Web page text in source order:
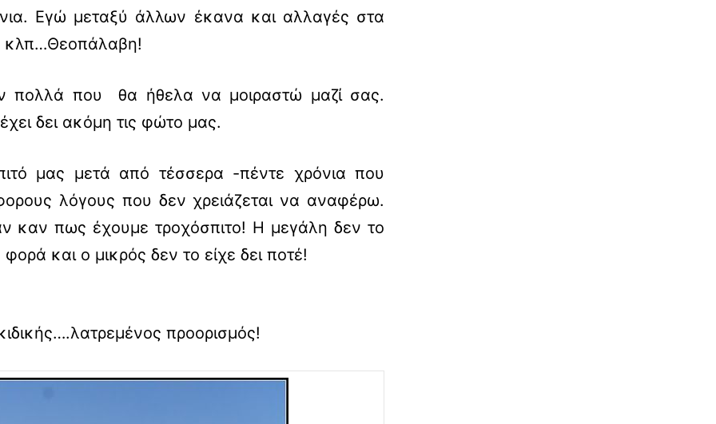
Εγώ μεταξύ άλλων έκανα και αλλαγές στα
κλπ…Θεοπάλαβη!
πολλά που θα ήθελα να μοιραστώ μαζί σας.
δει ακόμη τις φώτο μας.
μας μετά από τέσσερα -πέντε χρόνια που
λόγους που δεν χρειάζεται να αναφέρω.
καν πως έχουμε τροχόσπιτο! Η μεγάλη δεν το
και ο μικρός δεν το είχε δει ποτέ!
προορισμός!